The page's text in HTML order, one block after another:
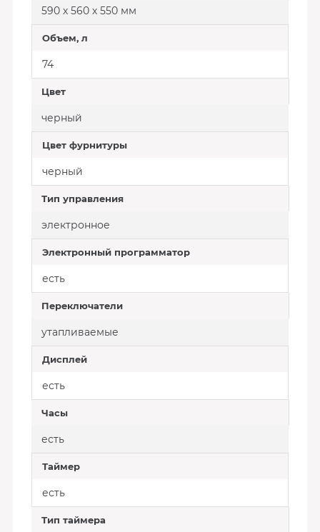
590 х 560 х 550 мм
Объем, л
74
Цвет
черный
Цвет фурнитуры
черный
Тип управления
электронное
Электронный программатор
есть
Переключатели
утапливаемые
Дисплей
есть
Часы
есть
Таймер
есть
Тип таймера